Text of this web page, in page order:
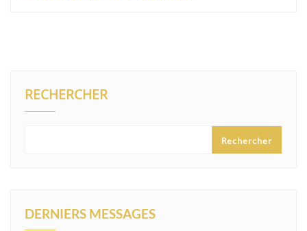
RECHERCHER
Rechercher
DERNIERS MESSAGES